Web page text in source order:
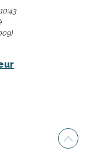
)